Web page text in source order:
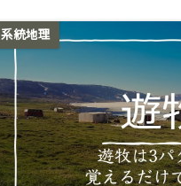
系統地理